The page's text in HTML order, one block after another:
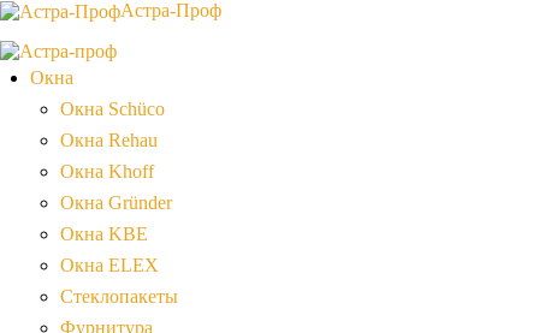
Астра-Проф
Окна
Окна Schüco
Окна Rehau
Окна Khoff
Окна Gründer
Окна KBE
Окна ELEX
Стеклопакеты
Фурнитура